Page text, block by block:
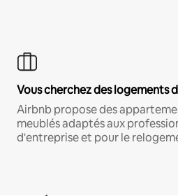
Vous cherchez des logements
Airbnb propose des
meublés adaptés aux
d'entreprise et pour le